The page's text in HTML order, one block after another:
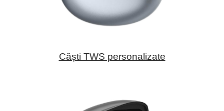
Căști TWS personalizate